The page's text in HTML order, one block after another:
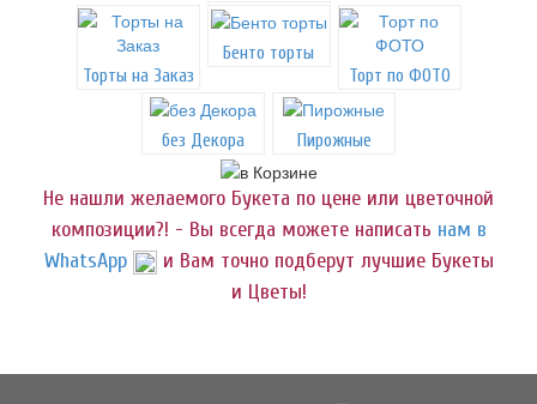
Торты на Заказ
Бенто торты
Торт по ФОТО
без Декора Пирожные
Не нашли желаемого Букета по цене или цветочной
композиции?! - Вы всегда можете написать нам в
WhatsApp
и Вам точно подберут лучшие Букеты
и Цветы!